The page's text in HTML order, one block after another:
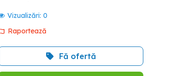
Vizualizări: 0
Raportează
Fă ofertă